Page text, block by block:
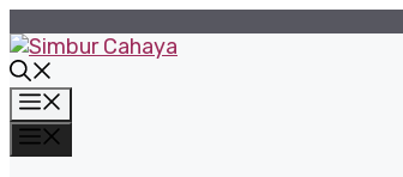
ke
isi